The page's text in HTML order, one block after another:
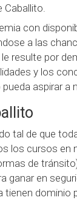
con
a las
resulte por
y los
aspirar
tal de que
cursos en
de
en